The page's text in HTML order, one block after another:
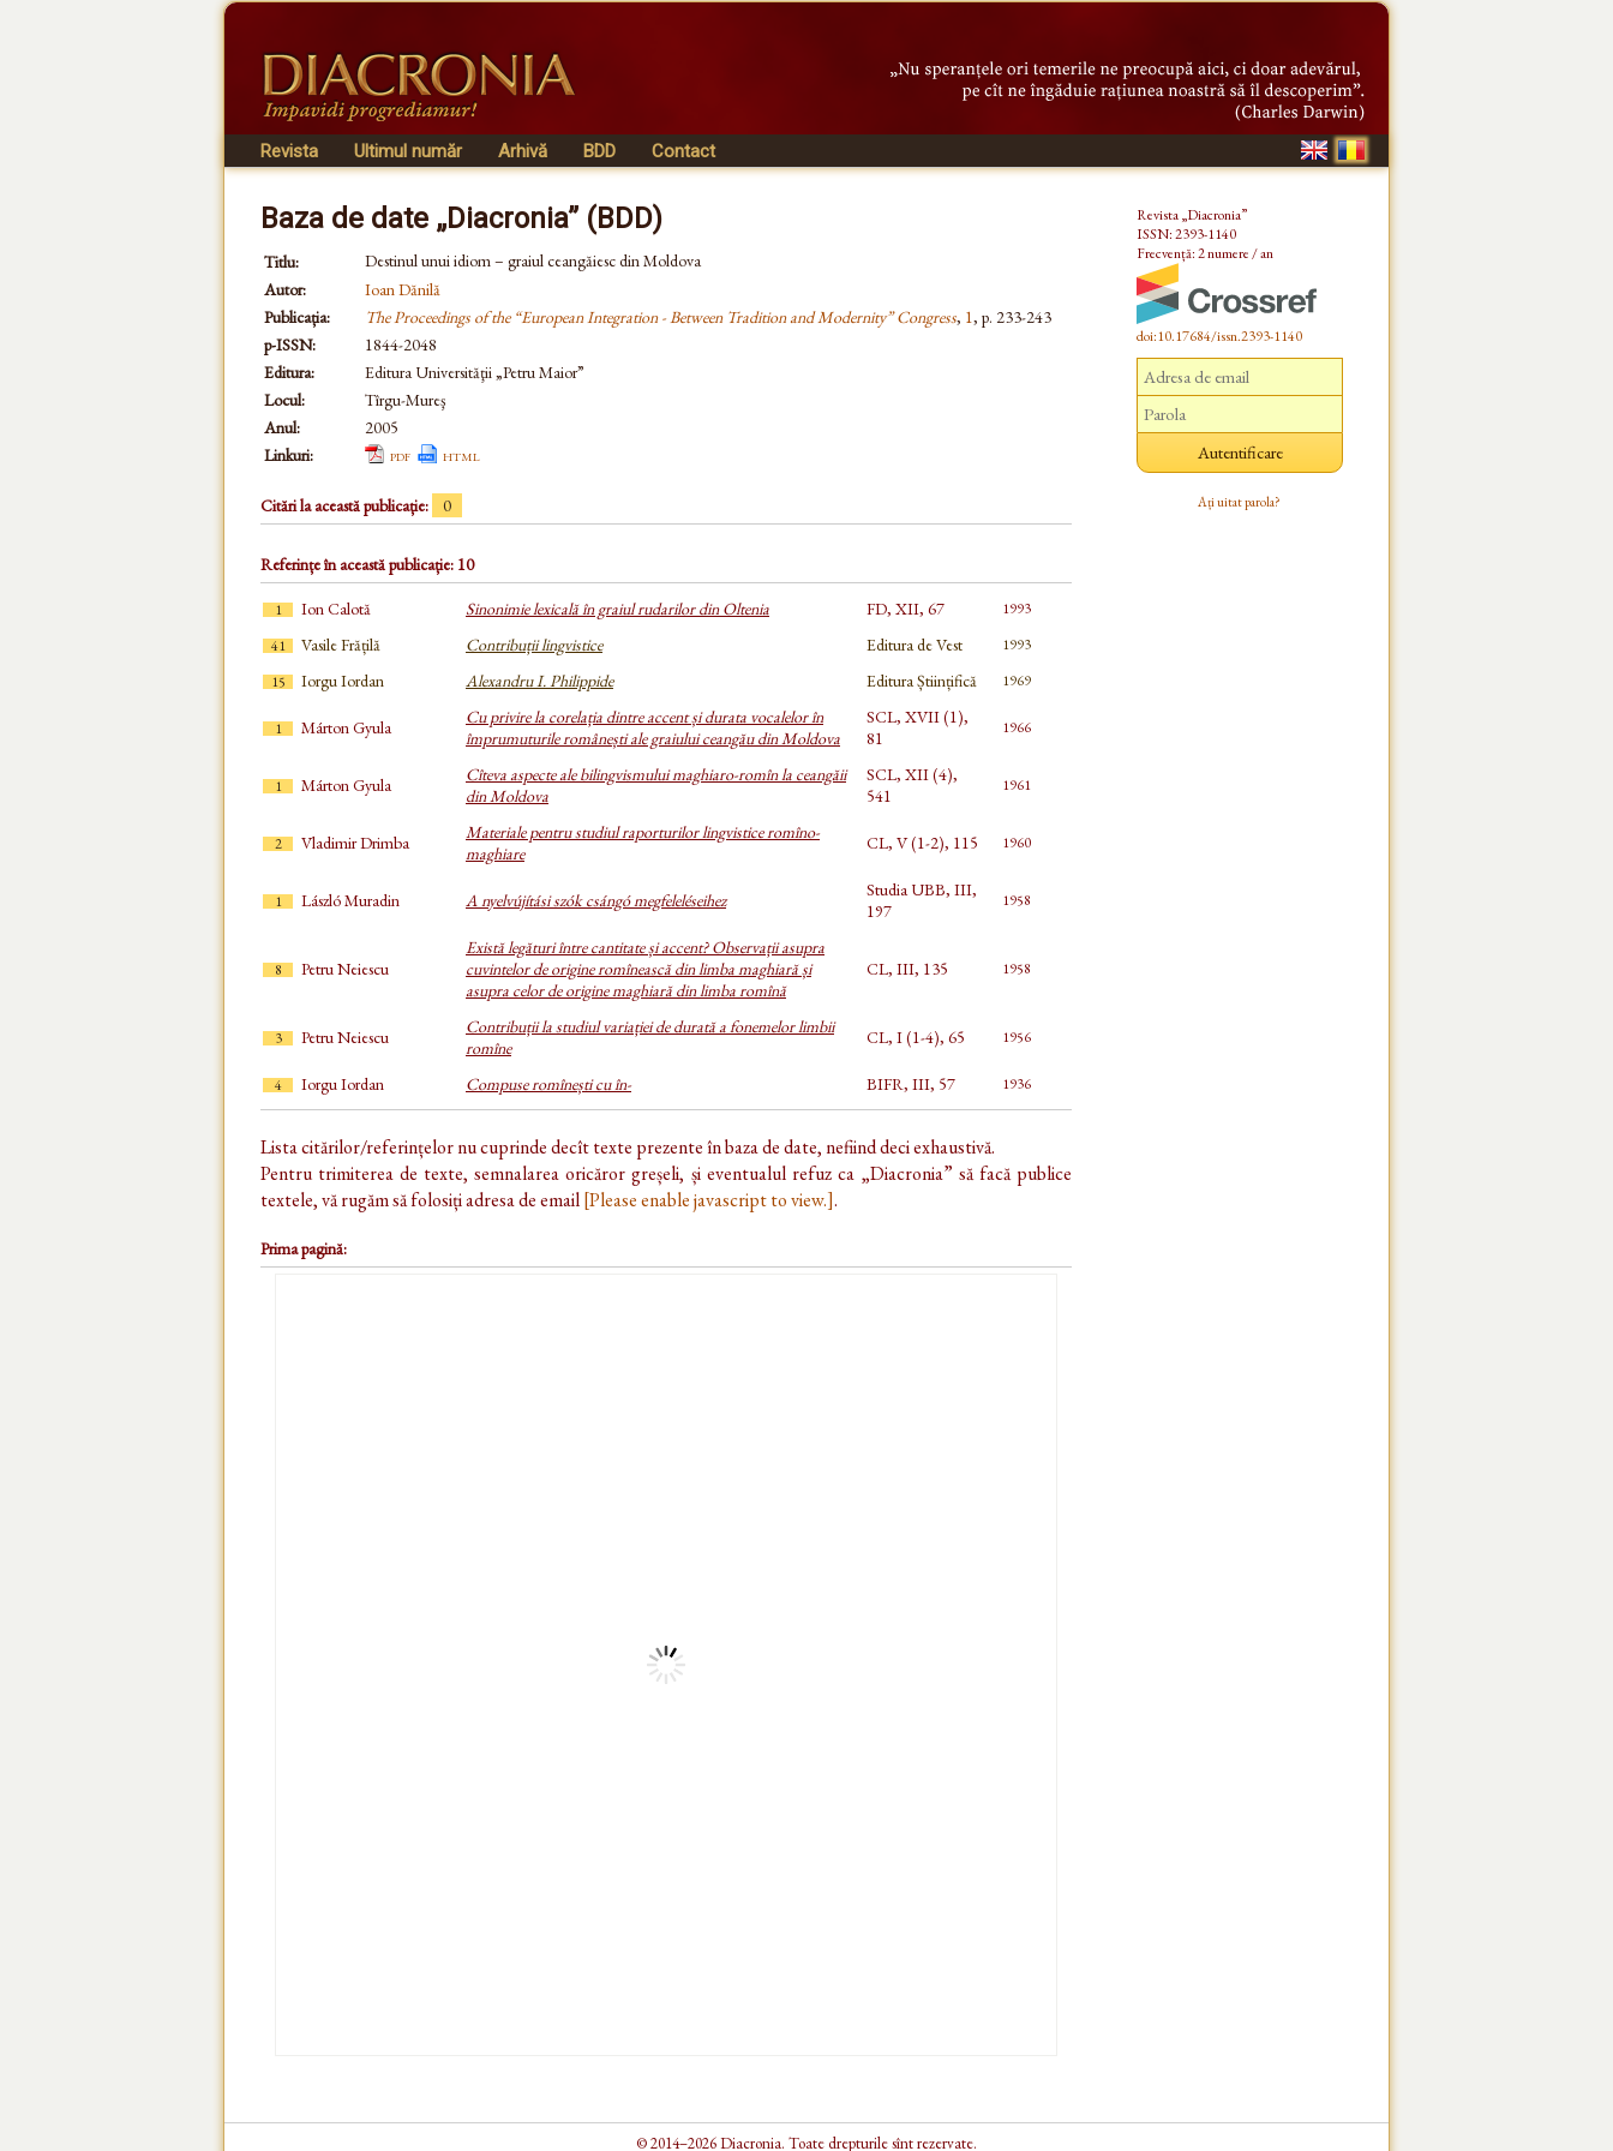
Revista Ultimul număr Arhivă BDD Contact
Baza de date „Diacronia” (BDD)
Titlu:
Destinul unui idiom – graiul ceangăiesc din Moldova
Autor:
Ioan Dănilă
Publicația:
The Proceedings of the “European Integration - Between Tradition and Modernity” Congress, 1, p. 233-243
p-ISSN:
1844-2048
Editura:
Editura Universităţii „Petru Maior”
Locul:
Tîrgu-Mureş
Anul:
2005
Linkuri:
pdf html
Citări la această publicație: 0
Referințe în această publicație: 10
1 Ion Calotă Sinonimie lexicală în graiul rudarilor din Oltenia FD, XII, 67
1993
41
Vasile Frățilă Contribuții lingvistice Editura de Vest
1993
15
Iorgu Iordan Alexandru I. Philippide Editura Științifică 1969
1 Márton Gyula
Cu privire la corelația dintre accent și durata vocalelor în
împrumuturile românești ale graiului ceangău din Moldova
SCL, XVII (1),
81
1966
1 Márton Gyula
Cîteva aspecte ale bilingvismului maghiaro-romîn la ceangăii
din Moldova
SCL, XII (4),
541
1961
2 Vladimir Drimba
Materiale pentru studiul raporturilor lingvistice romîno-
maghiare
CL, V (1-2), 115 1960
1 László Muradin A nyelvújítási szók csángó megfeleléseihez
Studia UBB, III,
197
1958
8 Petru Neiescu
Există legături între cantitate și accent? Observații asupra
cuvintelor de origine romînească din limba maghiară și
asupra celor de origine maghiară din limba romînă
CL, III, 135 1958
3 Petru Neiescu
Contribuții la studiul variației de durată a fonemelor limbii
romîne
CL, I (1-4), 65 1956
4 Iorgu Iordan Compuse romînești cu în- BIFR, III, 57 1936
Lista citărilor/referințelor nu cuprinde decît texte prezente în baza de date, nefiind deci exhaustivă.
Pentru trimiterea de texte, semnalarea oricăror greșeli, și eventualul refuz ca „Diacronia” să facă publice
textele, vă rugăm să folosiți adresa de email[Please enable javascript to view.].
Prima pagină:
Revista „Diacronia”
ISSN: 2393-1140
Frecvență: 2 numere / an
doi:10.17684/issn.2393-1140
Ați uitat parola?
© 2014–2026 Diacronia. Toate drepturile sînt rezervate.